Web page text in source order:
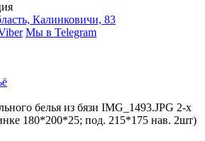
Калинковичи, 83
Мы в Telegram
белья из бязи IMG_1493.JPG 2-х
180*200*25; под. 215*175 нав. 2шт)